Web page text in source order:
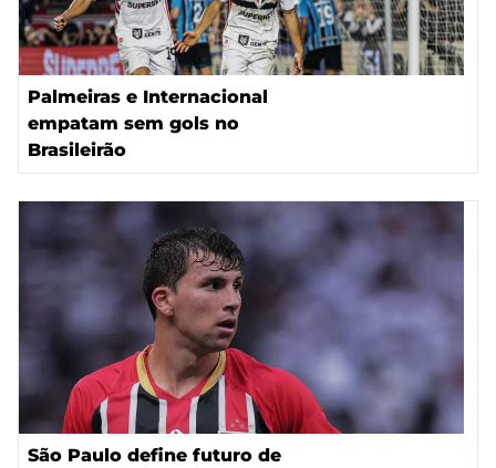
Palmeiras e Internacional
empatam sem gols no
Brasileirão
São Paulo define futuro de